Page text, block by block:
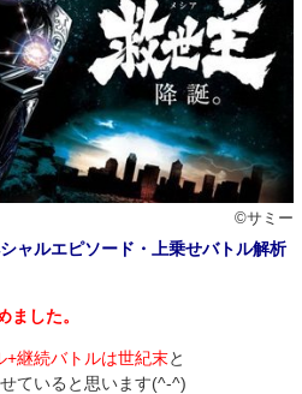
©サミー
ャルエピソード・上乗せバトル解析
ました。
+継続バトルは世紀末と
ていると思います(^-^)